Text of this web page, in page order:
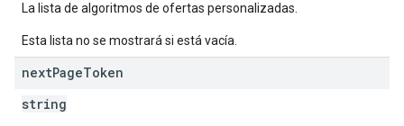
La lista de algoritmos de ofertas personalizadas.
Esta lista no se mostrará si está vacía.
nextPageToken
string